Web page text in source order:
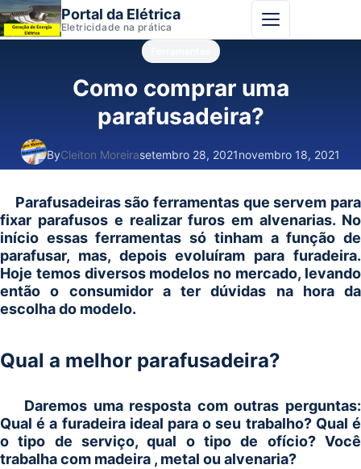
Portal da Elétrica
Eletricidade na prática Abrir menu
Como comprar uma
parafusadeira?
ByCleiton Moreirasetembro 28, 2021novembro 18, 2021
Parafusadeiras são ferramentas que servem para
fixar parafusos e realizar furos em alvenarias. No
início essas ferramentas só tinham a função de
parafusar, mas, depois evoluíram para furadeira.
Hoje temos diversos modelos no mercado, levando
então o consumidor a ter dúvidas na hora da
escolha do modelo.
Qual a melhor parafusadeira?
Daremos uma resposta com outras perguntas:
Qual é a furadeira ideal para o seu trabalho? Qual é
o tipo de serviço, qual o tipo de ofício? Você
trabalha com madeira , metal ou alvenaria?